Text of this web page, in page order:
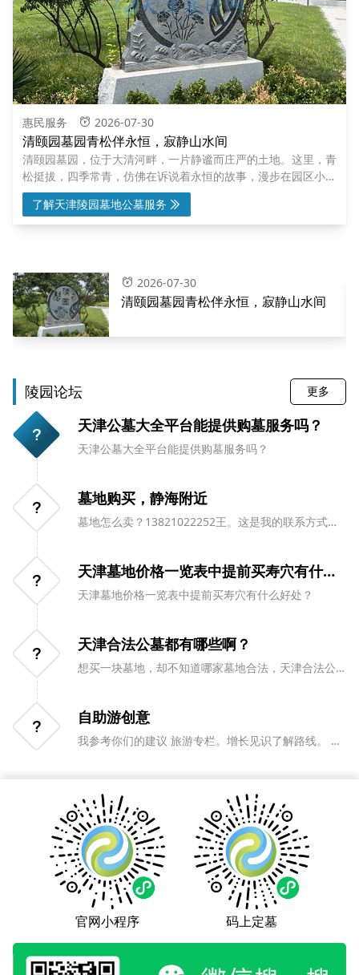
惠民服务 2026-07-30
清颐园墓园青松伴永恒，寂静山水间
清颐园墓园，位于大清河畔，一片静谧而庄严的土地。这里，青
松挺拔，四季常青，仿佛在诉说着永恒的故事，漫步在园区小
径，四周的山水环绕，静谧的环境让人心灵得到安宁
了解天津陵园墓地公墓服务
2026-07-30
清颐园墓园青松伴永恒，寂静山水间
陵园论坛 更多
天津公墓大全平台能提供购墓服务吗？
天津公墓大全平台能提供购墓服务吗？
墓地购买，静海附近
墓地怎么卖？13821022252王。这是我的联系方式。
天津墓地价格一览表中提前买寿穴有什么好处？
天津墓地价格一览表中提前买寿穴有什么好处？
天津合法公墓都有哪些啊？
想买一块墓地，却不知道哪家墓地合法，天津合法公
自助游创意
我参考你们的建议 旅游专栏。增长见识了解路线。 北
官网小程序 码上定墓